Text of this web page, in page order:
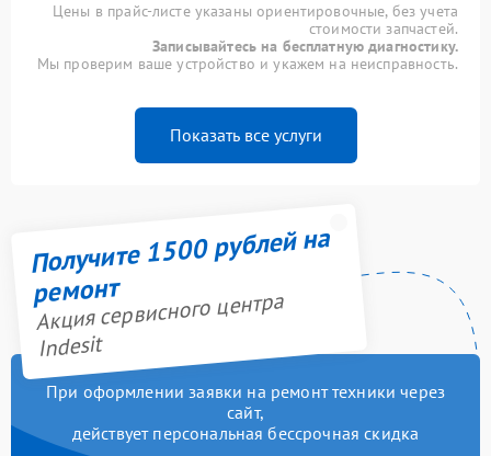
Цены в прайс-листе указаны ориентировочные, без учета
стоимости запчастей.
Записывайтесь на бесплатную диагностику.
Мы проверим ваше устройство и укажем на неисправность.
Показать все услуги
Получите 1500 рублей на
ремонт
Акция сервисного центра
Indesit
При оформлении заявки на ремонт техники через
сайт,
действует персональная бессрочная скидка